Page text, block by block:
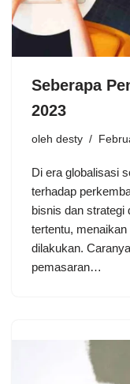
Seberapa
2023
oleh desty
Di era globalisasi
terhadap
bisnis dan strategi
tertentu,
dilakukan.
pemasaran…